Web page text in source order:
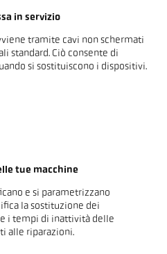
in servizio
tramite cavi non schermati
standard. Ciò consente di
si sostituiscono i dispositivi.
tue macchine
e si parametrizzano
la sostituzione dei
i tempi di inattività delle
alle riparazioni.